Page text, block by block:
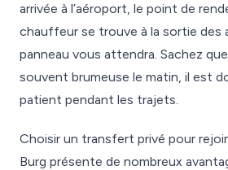
arrivée à l’aéroport, le point de
chauffeur se trouve à la sortie des
panneau vous attendra. Sachez
souvent brumeuse le matin, il est
patient pendant les trajets.
Choisir un transfert privé pour
Burg présente de nombreux